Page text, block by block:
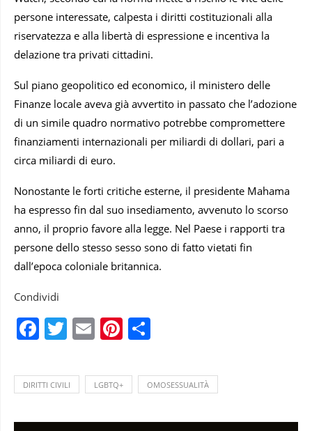
persone interessate, calpesta i diritti costituzionali alla
riservatezza e alla libertà di espressione e incentiva la
delazione tra privati cittadini.
Sul piano geopolitico ed economico, il ministero delle
Finanze locale aveva già avvertito in passato che l’adozione
di un simile quadro normativo potrebbe compromettere
finanziamenti internazionali per miliardi di dollari, pari a
circa miliardi di euro.
Nonostante le forti critiche esterne, il presidente Mahama
ha espresso fin dal suo insediamento, avvenuto lo scorso
anno, il proprio favore alla legge. Nel Paese i rapporti tra
persone dello stesso sesso sono di fatto vietati fin
dall’epoca coloniale britannica.
Condividi
Facebook
Twitter
EmailPinterest
DIRITTI CIVILI LGBTQ+ OMOSESSUALITÀ